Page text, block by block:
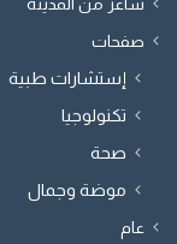
شاعر من المدينة
صفحات
إستشارات طبية
تكنولوجيا
صحة
موضة وجمال
عام